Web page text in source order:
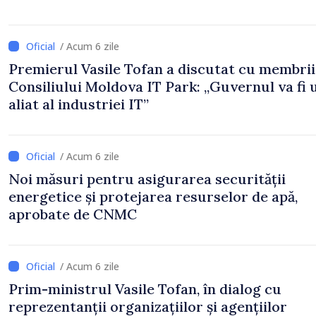
/ Acum 6 zile
Premierul Vasile Tofan a discutat cu membrii
Consiliului Moldova IT Park: „Guvernul va fi
aliat al industriei IT”
/ Acum 6 zile
Noi măsuri pentru asigurarea securității
energetice și protejarea resurselor de apă,
aprobate de CNMC
/ Acum 6 zile
Prim-ministrul Vasile Tofan, în dialog cu
reprezentanții organizațiilor și agențiilor